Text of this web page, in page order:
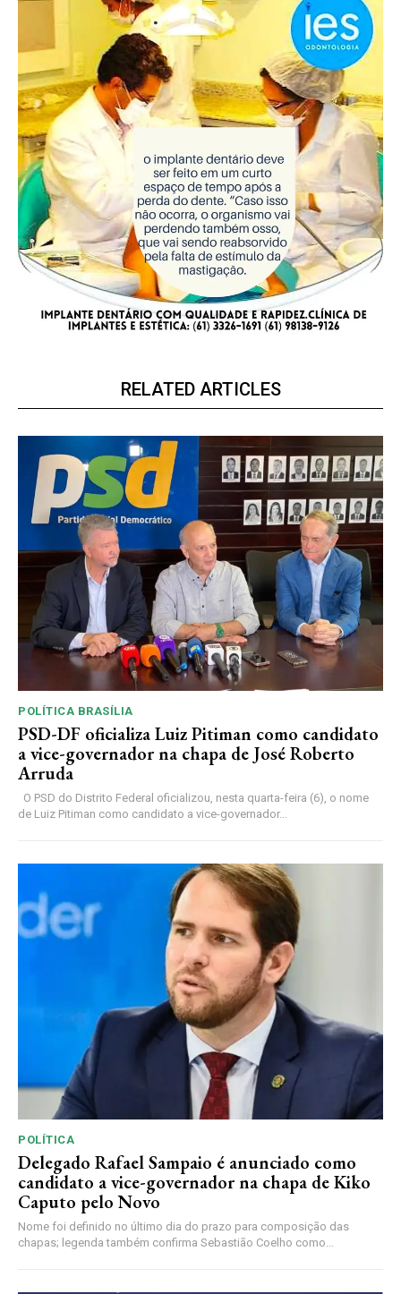
RELATED ARTICLES
POLÍTICA BRASÍLIA
PSD-DF oficializa Luiz Pitiman como candidato
a vice-governador na chapa de José Roberto
Arruda
de Luiz Pitiman como candidato a vice-governador...
POLÍTICA
Delegado Rafael Sampaio é anunciado como
candidato a vice-governador na chapa de Kiko
Caputo pelo Novo
Nome foi definido no último dia do prazo para composição das
chapas; legenda também confirma Sebastião Coelho como...